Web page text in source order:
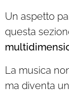
Un aspetto
questa
La musica
ma diventa